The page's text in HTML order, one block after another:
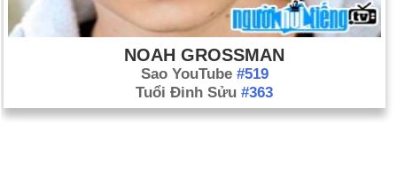
NOAH GROSSMAN
Sao YouTube #519
Tuổi Đinh Sửu #363